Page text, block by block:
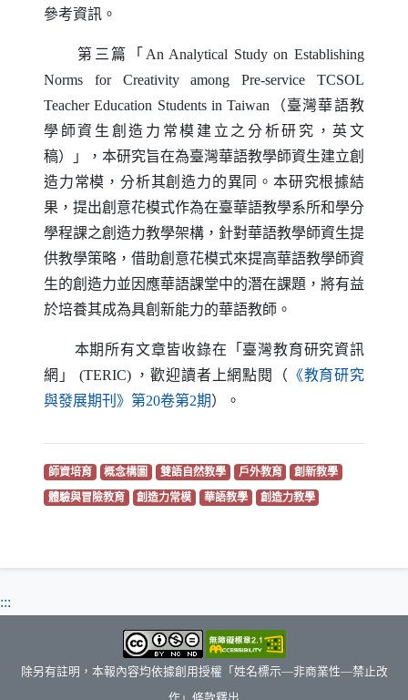
參考資訊。
第三篇「 An Analytical Study on Establishing
Norms for Creativity among Pre-service TCSOL
Teacher Education Students in Taiwan （臺灣華語教
學師資生創造力常模建立之分析研究，英文
稿）」，本研究旨在為臺灣華語教學師資生建立創
造力常模，分析其創造力的異同。本研究根據結
果，提出創意花模式作為在臺華語教學系所和學分
學程課之創造力教學架構，針對華語教學師資生提
供教學策略，借助創意花模式來提高華語教學師資
生的創造力並因應華語課堂中的潛在課題，將有益
於培養其成為具創新能力的華語教師。
本期所有文章皆收錄在「臺灣教育研究資訊
網」 (TERIC)，歡迎讀者上網點閱（ 《教育研究
與發展期刊》第20卷第2期（另開新視窗）
）。
師資培育（另開新視窗）
概念構圖 （另開新視窗）
雙語自然教學（另開新視窗）
戶外教育（另開新視窗）
創新教學（另開新視窗
體驗與冒險教育（另開新視窗）
創造力常模（另開新視窗）
華語教學（另開新視窗）
創造力教學（另開新視窗）
:::
除另有註明，本報內容均依據創用授權「姓名標示—非商業性—禁止改